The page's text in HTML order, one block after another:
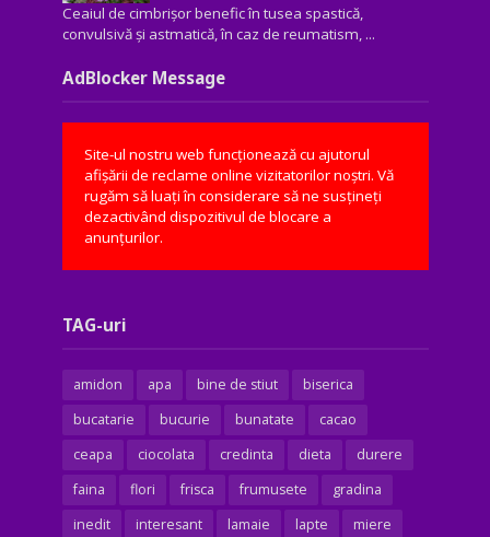
Ceaiul de cimbrișor benefic în tusea spastică,
convulsivă şi astmatică, în caz de reumatism, ...
AdBlocker Message
Site-ul nostru web funcționează cu ajutorul
afișării de reclame online vizitatorilor noștri. Vă
rugăm să luați în considerare să ne susțineți
dezactivând dispozitivul de blocare a
anunțurilor.
TAG-uri
amidon apa bine de stiut
biserica
bucatarie
bucurie bunatate
cacao
ceapa
ciocolata credinta dieta
durere
faina
flori frisca frumusete
gradina
inedit
interesant lamaie lapte miere